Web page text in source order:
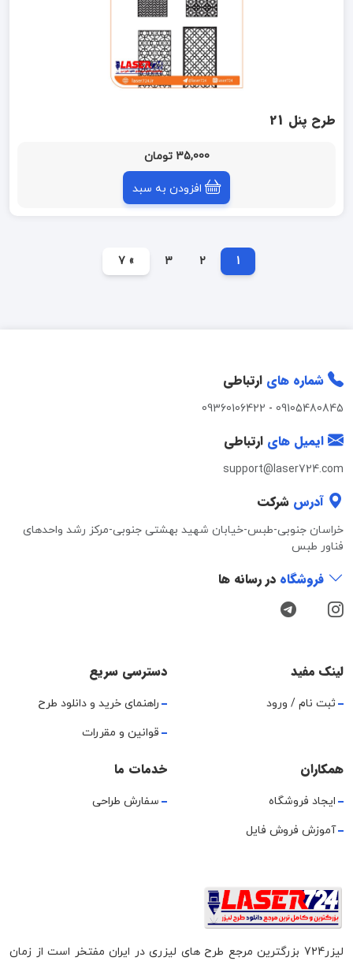
طرح پنل 21
35,000 تومان
افزودن به سبد
1
2
3
» 7
شماره های ارتباطی
09105480845
-
09360106422
ایمیل های ارتباطی
support@laser724.com
آدرس شرکت
خراسان جنوبی-طبس-خیابان شهید بهشتی جنوبی-مرکز رشد واحدهای
فناور طبس
فروشگاه در رسانه ها
لینک مفید
ثبت نام / ورود
دسترسی سریع
راهنمای خرید و دانلود طرح
قوانین و مقررات
همکاران
ایجاد فروشگاه
آموزش فروش فایل
خدمات ما
سفارش طراحی
لیزر724 بزرگترین مرجع طرح های لیزری در ایران مفتخر است از زمان